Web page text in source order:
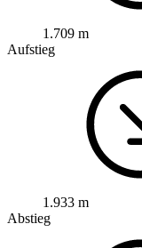
1.709 m
Aufstieg
1.933 m
Abstieg